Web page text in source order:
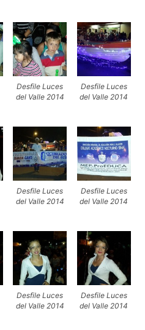
Desfile Luces
del Valle 2014
Desfile Luces
del Valle 2014
Desfile Luces
del Valle 2014
Desfile Luces
del Valle 2014
Desfile Luces
del Valle 2014
Desfile Luces
del Valle 2014